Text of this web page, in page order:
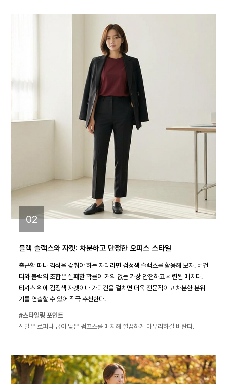
02
블랙 슬랙스와 자켓: 차분하고 단정한 오피스 스타일
출근할 때나 격식을 갖춰야 하는 자리라면 검정색 슬랙스를 활용해 보자. 버건
디와 블랙의 조합은 실패할 확률이 거의 없는 가장 안전하고 세련된 매치다.
티셔츠 위에 검정색 자켓이나 가디건을 걸치면 더욱 전문적이고 차분한 분위
기를 연출할 수 있어 적극 추천한다.
#스타일링 포인트
신발은 로퍼나 굽이 낮은 펌프스를 매치해 깔끔하게 마무리하길 바란다.